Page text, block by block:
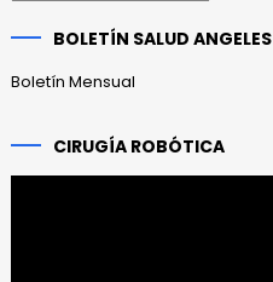
BOLETÍN SALUD ANGELES
Boletín Mensual
CIRUGÍA ROBÓTICA